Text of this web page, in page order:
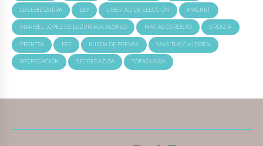
LEGEBILTZARRA LEY LIBERTAD DE ELECCIÓN MAGNET
MARIBEL LOPEZ DE LUZURIAGA ALONSO MATIAS CORDERO ORDIZIA
PRENTSA PSE RUEDA DE PRENSA SAVE THE CHILDREN
SEGREGACIÓN SEGREGAZIOA TOPAGUNEA